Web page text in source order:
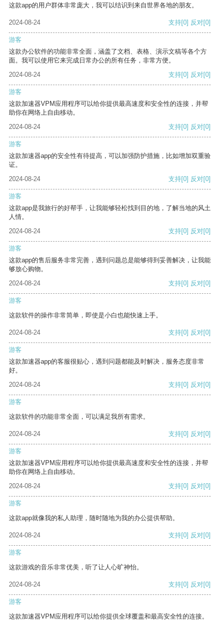
这款app的用户群体非常庞大，我可以结识到来自世界各地的朋友。
2024-08-24 支持[0] 反对[0]
游客
这款办公软件的功能非常全面，涵盖了文档、表格、演示文稿等各个方
面。我可以使用它来完成日常办公的所有任务，非常方便。
2024-08-24
支持[0] 反对[0]
游客
这款加速器VPM应用程序可以给你提供最高速度和安全性的连接，并帮
助你在网络上自由移动。
2024-08-24
支持[0] 反对[0]
游客
这款加速器app的安全性有待提高，可以加强防护措施，比如增加双重验
证。
2024-08-24
支持[0] 反对[0]
游客
这款app是我旅行的好帮手，让我能够轻松找到目的地，了解当地的风土
人情。
2024-08-24
支持[0] 反对[0]
游客
这款app的售后服务非常完善，遇到问题总是能够得到妥善解决，让我能
够放心购物。
2024-08-24
支持[0] 反对[0]
游客
这款软件的操作非常简单，即使是小白也能快速上手。
2024-08-24 支持[0] 反对[0]
游客
这款加速器app的客服很贴心，遇到问题都能及时解决，服务态度非常
好。
2024-08-24
支持[0] 反对[0]
游客
这款软件的功能非常全面，可以满足我所有需求。
2024-08-24 支持[0] 反对[0]
游客
这款加速器VPM应用程序可以给你提供最高速度和安全性的连接，并帮
助你在网络上自由移动。
2024-08-24
支持[0] 反对[0]
游客
这款app就像我的私人助理，随时随地为我的办公提供帮助。
2024-08-24 支持[0] 反对[0]
游客
这款游戏的音乐非常优美，听了让人心旷神怡。
2024-08-24 支持[0] 反对[0]
游客
这款加速器VPM应用程序可以给你提供全球覆盖和最高安全性的连接。